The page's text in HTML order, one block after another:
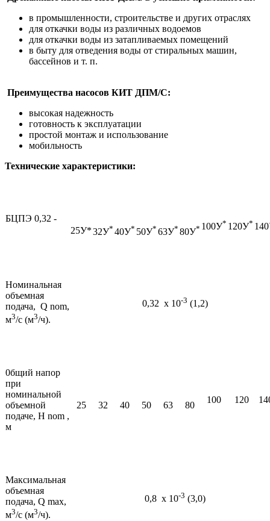
в промышленности, строительстве и других отраслях
для откачки воды из различных водоемов
для откачки воды из затапливаемых помещений
в быту для отведения воды от стиральных машин,
бассейнов и т. п.
Преимущества насосов КИТ ДПМ/С:
высокая надежность
готовность к эксплуатации
простой монтаж и использование
мобильность
Технические характеристики:
БЦПЭ 0,32 -
25У*32У* 40У* 50У* 63У* 80У* 100У* 120У*
Номинальная
объемная
подача, Q nom,
м3/с (м3/ч).
0,32 х 10-3 (1,2)
0бщий напор
при
номинальной
объемной
подаче, H nom ,
м
25 32 40 50 63 80
100 120
Максимальная
объемная
подача, Q max,
м3/с (м3/ч).
0,8 х 10-3 (3,0)